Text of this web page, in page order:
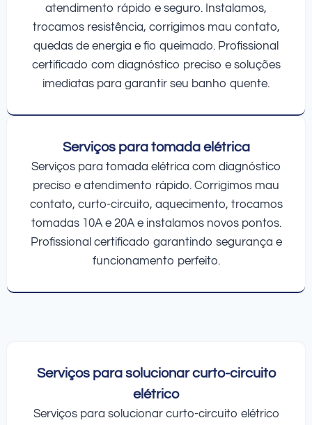
atendimento rápido e seguro. Instalamos,
trocamos resistência, corrigimos mau contato,
quedas de energia e fio queimado. Profissional
certificado com diagnóstico preciso e soluções
imediatas para garantir seu banho quente.
Serviços para tomada elétrica
Serviços para tomada elétrica com diagnóstico
preciso e atendimento rápido. Corrigimos mau
contato, curto-circuito, aquecimento, trocamos
tomadas 10A e 20A e instalamos novos pontos.
Profissional certificado garantindo segurança e
funcionamento perfeito.
Serviços para solucionar curto-circuito
elétrico
Serviços para solucionar curto-circuito elétrico